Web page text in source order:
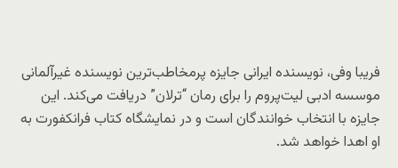
فریبا وفی، نویسنده ایرانی جایزه پرمخاطب‌ترین نویسنده غیرآلمانی
موسسه ادبی لیت‌پروم را برای رمان “ترلان” دریافت می‌کند. این
جایزه با انتخاب خوانندگان است و در نمایشگاه کتاب فرانکفورت به
او اهدا خواهد شد.